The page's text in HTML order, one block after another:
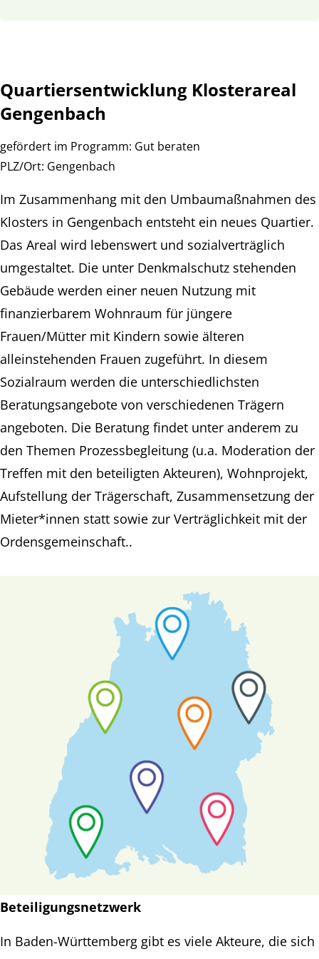
Quartiersentwicklung Klosterareal
Gengenbach
gefördert im Programm: Gut beraten
PLZ/Ort: Gengenbach
Im Zusammenhang mit den Umbaumaßnahmen des
Klosters in Gengenbach entsteht ein neues Quartier.
Das Areal wird lebenswert und sozialverträglich
umgestaltet. Die unter Denkmalschutz stehenden
Gebäude werden einer neuen Nutzung mit
finanzierbarem Wohnraum für jüngere
Frauen/Mütter mit Kindern sowie älteren
alleinstehenden Frauen zugeführt. In diesem
Sozialraum werden die unterschiedlichsten
Beratungsangebote von verschiedenen Trägern
angeboten. Die Beratung findet unter anderem zu
den Themen Prozessbegleitung (u.a. Moderation der
Treffen mit den beteiligten Akteuren), Wohnprojekt,
Aufstellung der Trägerschaft, Zusammensetzung der
Mieter*innen statt sowie zur Verträglichkeit mit der
Ordensgemeinschaft..
Beteiligungsnetzwerk
In Baden-Württemberg gibt es viele Akteure, die sich